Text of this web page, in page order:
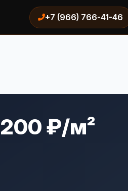
+7 (966) 766-41-46
200 ₽/м²